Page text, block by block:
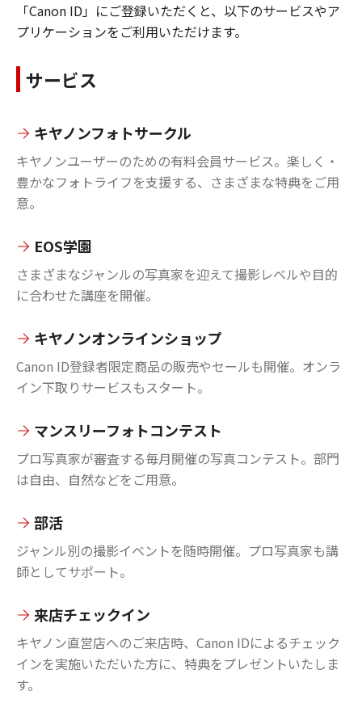
「Canon ID」にご登録いただくと、以下のサービスやア
プリケーションをご利用いただけます。
サービス
キヤノンフォトサークル
キヤノンユーザーのための有料会員サービス。楽しく・
豊かなフォトライフを支援する、さまざまな特典をご用
意。
EOS学園
さまざまなジャンルの写真家を迎えて撮影レベルや目的
に合わせた講座を開催。
キヤノンオンラインショップ
Canon ID登録者限定商品の販売やセールも開催。オンラ
イン下取りサービスもスタート。
マンスリーフォトコンテスト
プロ写真家が審査する毎月開催の写真コンテスト。部門
は自由、自然などをご用意。
部活
ジャンル別の撮影イベントを随時開催。プロ写真家も講
師としてサポート。
来店チェックイン
キヤノン直営店へのご来店時、Canon IDによるチェック
インを実施いただいた方に、特典をプレゼントいたしま
す。